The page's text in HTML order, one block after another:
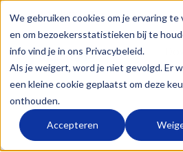
We gebruiken cookies om je ervaring te
en om bezoekersstatistieken bij te
info vind je in ons Privacybeleid.
Als je weigert, word je niet gevolgd. Er
een kleine cookie geplaatst om deze
onthouden.
Accepteren
NederlandsSubmenu tonen